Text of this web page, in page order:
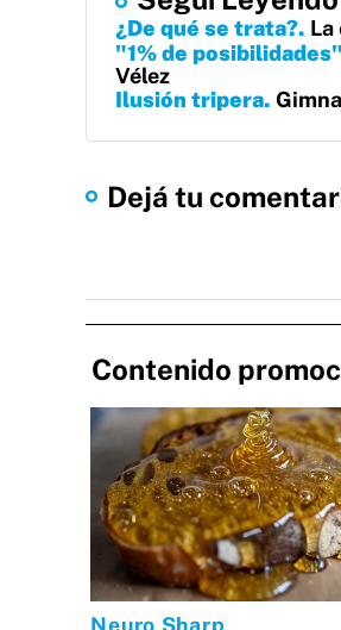
¿De qué se trata? La
"1% de posibilidades"
Vélez
Ilusión tripera
Dejá tu